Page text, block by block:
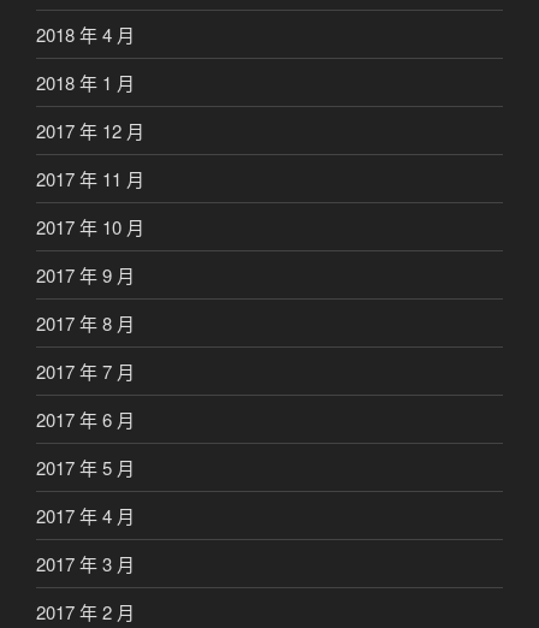
2018 年 4 月
2018 年 1 月
2017 年 12 月
2017 年 11 月
2017 年 10 月
2017 年 9 月
2017 年 8 月
2017 年 7 月
2017 年 6 月
2017 年 5 月
2017 年 4 月
2017 年 3 月
2017 年 2 月